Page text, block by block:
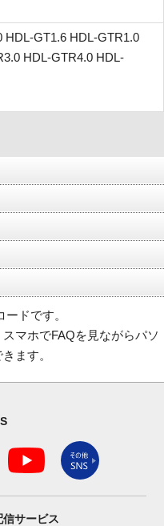
HDL-GT1.6 HDL-GTR1.0
HDL-GTR4.0 HDL-
ドです。
マホでFAQを見ながらパソ
ます。
信サービス